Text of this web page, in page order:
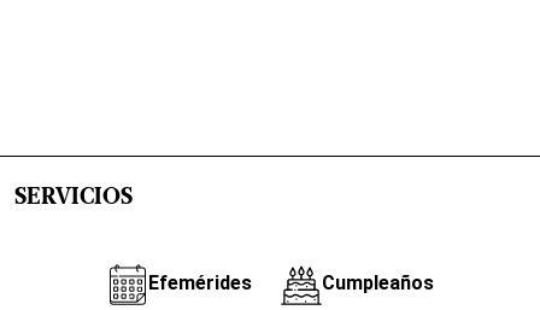
SERVICIOS
Efemérides Cumpleaños